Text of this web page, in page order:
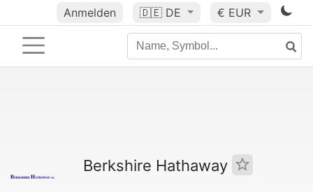
Anmelden 🇩🇪 DE € EUR
Berkshire Hathaway